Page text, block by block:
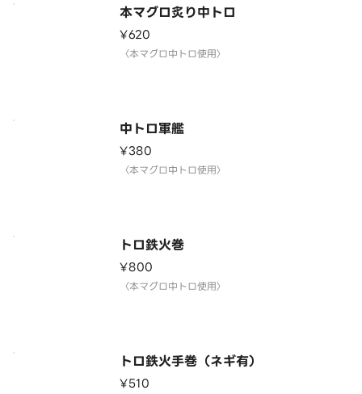
本マグロ炙り中トロ
¥620
〈本マグロ中トロ使用〉
中トロ軍艦
¥380
〈本マグロ中トロ使用〉
トロ鉄火巻
¥800
〈本マグロ中トロ使用〉
トロ鉄火手巻（ネギ有）
¥510